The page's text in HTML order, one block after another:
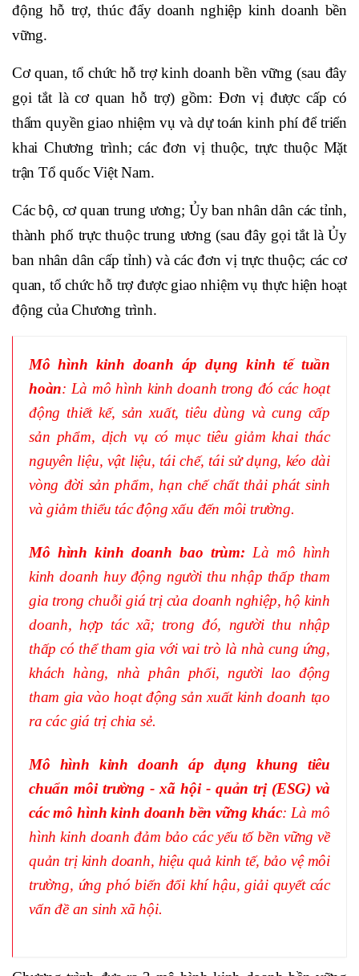
động hỗ trợ, thúc đẩy doanh nghiệp kinh doanh bền
vững.
Cơ quan, tổ chức hỗ trợ kinh doanh bền vững (sau đây
gọi tắt là cơ quan hỗ trợ) gồm: Đơn vị được cấp có
thẩm quyền giao nhiệm vụ và dự toán kinh phí để triển
khai Chương trình; các đơn vị thuộc, trực thuộc Mặt
trận Tổ quốc Việt Nam.
Các bộ, cơ quan trung ương; Ủy ban nhân dân các tỉnh,
thành phố trực thuộc trung ương (sau đây gọi tắt là Ủy
ban nhân dân cấp tỉnh) và các đơn vị trực thuộc; các cơ
quan, tổ chức hỗ trợ được giao nhiệm vụ thực hiện hoạt
động của Chương trình.
Mô hình kinh doanh áp dụng kinh tế tuần
hoàn: Là mô hình kinh doanh trong đó các hoạt
động thiết kế, sản xuất, tiêu dùng và cung cấp
sản phẩm, dịch vụ có mục tiêu giảm khai thác
nguyên liệu, vật liệu, tái chế, tái sử dụng, kéo dài
vòng đời sản phẩm, hạn chế chất thải phát sinh
và giảm thiểu tác động xấu đến môi trường.
Mô hình kinh doanh bao trùm: Là mô hình
kinh doanh huy động người thu nhập thấp tham
gia trong chuỗi giá trị của doanh nghiệp, hộ kinh
doanh, hợp tác xã; trong đó, người thu nhập
thấp có thể tham gia với vai trò là nhà cung ứng,
khách hàng, nhà phân phối, người lao động
tham gia vào hoạt động sản xuất kinh doanh tạo
ra các giá trị chia sẻ.
Mô hình kinh doanh áp dụng khung tiêu
chuẩn môi trường - xã hội - quản trị (ESG) và
các mô hình kinh doanh bền vững khác: Là mô
hình kinh doanh đảm bảo các yếu tố bền vững về
quản trị kinh doanh, hiệu quả kinh tế, bảo vệ môi
trường, ứng phó biến đổi khí hậu, giải quyết các
vấn đề an sinh xã hội.